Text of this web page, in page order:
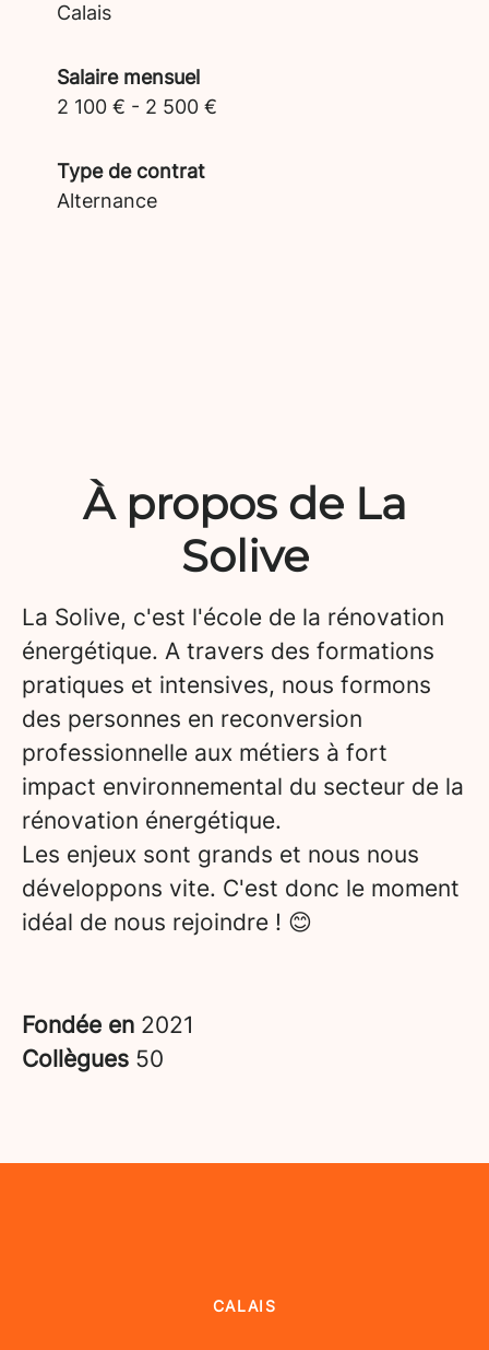
Calais
Salaire mensuel
2 100 € - 2 500 €
Type de contrat
Alternance
À propos de La
Solive
La Solive, c'est l'école de la rénovation
énergétique. A travers des formations
pratiques et intensives, nous formons
des personnes en reconversion
professionnelle aux métiers à fort
impact environnemental du secteur de la
rénovation énergétique.
Les enjeux sont grands et nous nous
développons vite. C'est donc le moment
idéal de nous rejoindre ! 😊
Fondée en 2021
Collègues 50
CALAIS